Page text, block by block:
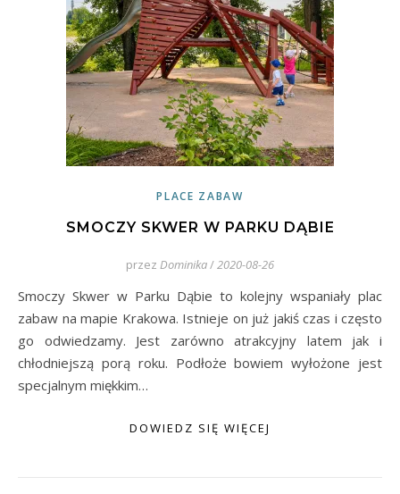
PLACE ZABAW
SMOCZY SKWER W PARKU DĄBIE
przez Dominika/2020-08-26
Smoczy Skwer w Parku Dąbie to kolejny wspaniały plac
zabaw na mapie Krakowa. Istnieje on już jakiś czas i często
go odwiedzamy. Jest zarówno atrakcyjny latem jak i
chłodniejszą porą roku. Podłoże bowiem wyłożone jest
specjalnym miękkim…
DOWIEDZ SIĘ WIĘCEJ